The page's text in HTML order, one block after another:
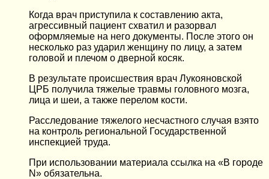
Когда врач приступила к составлению акта,
агрессивный пациент схватил и разорвал
оформляемые на него документы. После этого он
несколько раз ударил женщину по лицу, а затем
головой и плечом о дверной косяк.
В результате происшествия врач Лукояновской
ЦРБ получила тяжелые травмы головного мозга,
лица и шеи, а также перелом кости.
Расследование тяжелого несчастного случая взято
на контроль региональной Государственной
инспекцией труда.
При использовании материала ссылка на «В городе
N» обязательна.